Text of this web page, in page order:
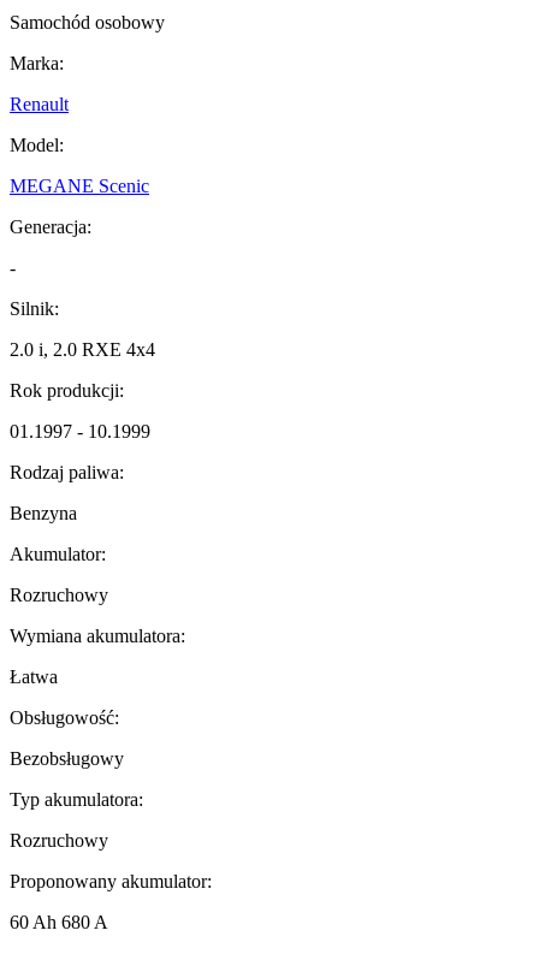
Samochód osobowy
Marka:
Renault
Model:
MEGANE Scenic
Generacja:
-
Silnik:
2.0 i, 2.0 RXE 4x4
Rok produkcji:
01.1997 - 10.1999
Rodzaj paliwa:
Benzyna
Akumulator:
Rozruchowy
Wymiana akumulatora:
Łatwa
Obsługowość:
Bezobsługowy
Typ akumulatora:
Rozruchowy
Proponowany akumulator:
60 Ah 680 A